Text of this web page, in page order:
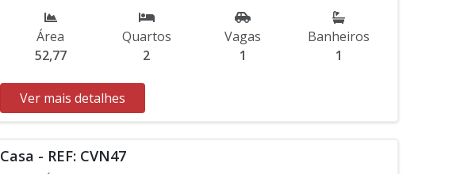
Área
52,77
Quartos
2
Vagas
1
Banheiros
1
Ver mais detalhes
Casa - REF: CVN47